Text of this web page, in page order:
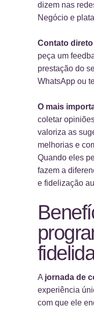
dizem nas
Negócio e
Contato direto
peça um
prestação do
WhatsApp ou
O mais
coletar
valoriza as
melhorias e
Quando eles
fazem a
e fidelização
A jornada de
experiência
com que ele